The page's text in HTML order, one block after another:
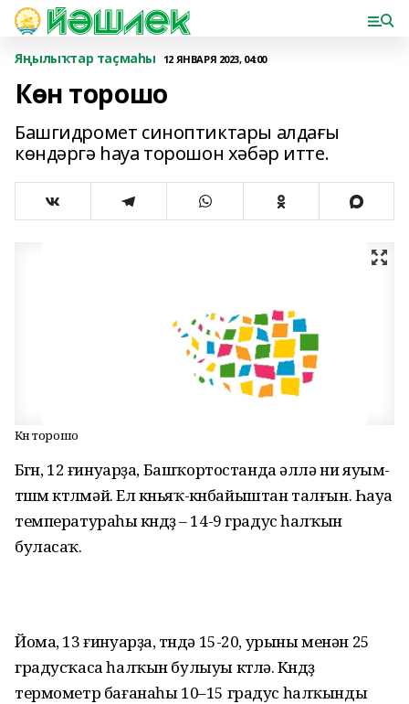
Яңылыҡтар таҫмаһы 12 ЯНВАРЯ 2023, 04:00
Көн торошо
Башгидромет синоптиктары алдағы
көндәргә һауа торошон хәбәр итте.
Көн торошо
Бөгөн, 12 ғинуарҙа, Башҡортостанда әллә ни яуым-
төшөм көтөлмәй. Ел көньяҡ-көнбайыштан талғын. Һауа
температураһы көндөҙ – 14-9 градус һалҡын
буласаҡ.
Йома, 13 ғинуарҙа, төндә 15-20, урыны менән 25
градусҡаса һалҡын булыуы көтөлә. Көндөҙ
термометр бағанаһы 10–15 градус һалҡынды